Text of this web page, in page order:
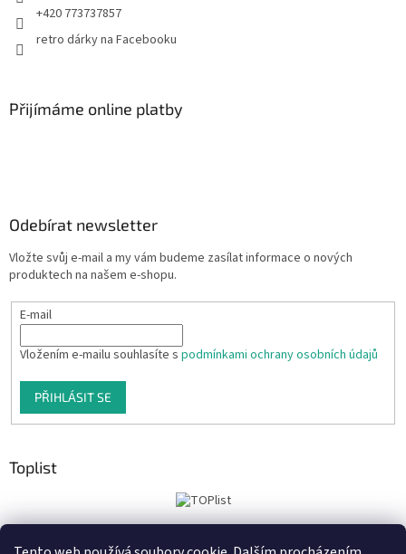
+420 773737857
retro dárky na Facebooku
Přijímáme online platby
Odebírat newsletter
Vložte svůj e-mail a my vám budeme zasílat informace o nových
produktech na našem e-shopu.
E-mail
Vložením e-mailu souhlasíte s podmínkami ochrany osobních údajů
PŘIHLÁSIT SE
Toplist